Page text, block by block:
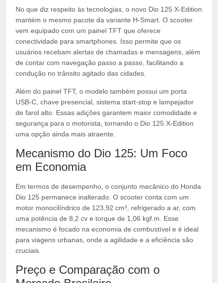
No que diz respeito às tecnologias, o novo Dio 125 X-Edition
mantém o mesmo pacote da variante H-Smart. O scooter
vem equipado com um painel TFT que oferece
conectividade para smartphones. Isso permite que os
usuários recebam alertas de chamadas e mensagens, além
de contar com navegação passo a passo, facilitando a
condução no trânsito agitado das cidades.
Além do painel TFT, o modelo também possui um porta
USB-C, chave presencial, sistema start-stop e lampejador
de farol alto. Essas adições garantem maior comodidade e
segurança para o motorista, tornando o Dio 125 X-Edition
uma opção ainda mais atraente.
Mecanismo do Dio 125: Um Foco
em Economia
Em termos de desempenho, o conjunto mecânico do Honda
Dio 125 permanece inalterado. O scooter conta com um
motor monocilíndrico de 123,92 cm³, refrigerado a ar, com
uma potência de 8,2 cv e torque de 1,06 kgf.m. Esse
mecanismo é focado na economia de combustível e é ideal
para viagens urbanas, onde a agilidade e a eficiência são
cruciais.
Preço e Comparação com o